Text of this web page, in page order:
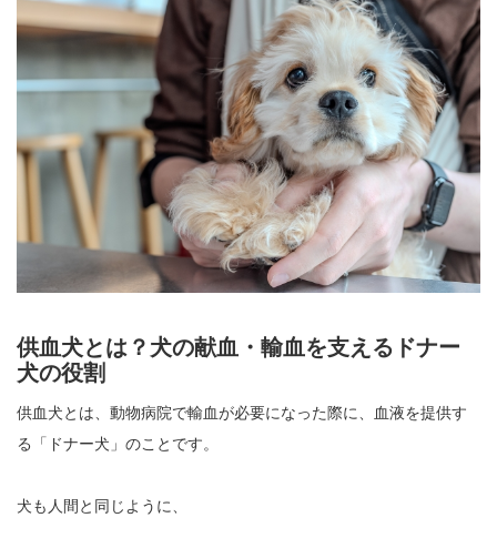
供血犬とは？犬の献血・輸血を支えるドナー
犬の役割
供血犬とは、動物病院で輸血が必要になった際に、血液を提供す
る「ドナー犬」のことです。
犬も人間と同じように、